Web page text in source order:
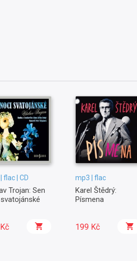
flac | CD
Trojan: Sen
mp3 | flac
Karel Štědrý:
Písmena
199 Kč